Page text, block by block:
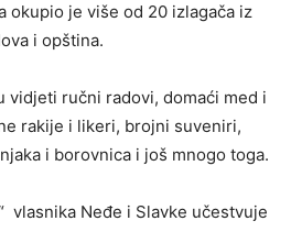
okupio je više od 20 izlagača iz
i opština.
vidjeti ručni radovi, domaći med i
rakije i likeri, brojni suveniri,
i borovnica i još mnogo toga.
vlasnika Neđe i Slavke učestvuje